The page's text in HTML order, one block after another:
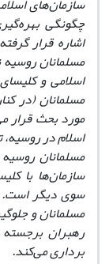
سازمان‌های
چگونگی
اشاره قرار
مسلمانان
اسلامی و
مسلمانان (در
مورد بحث قرار
اسلام در
مسلمانان
سازمان‌ها با
سوی دیگر است.
مسلمانان و
رهبران
برداری می‌کند.